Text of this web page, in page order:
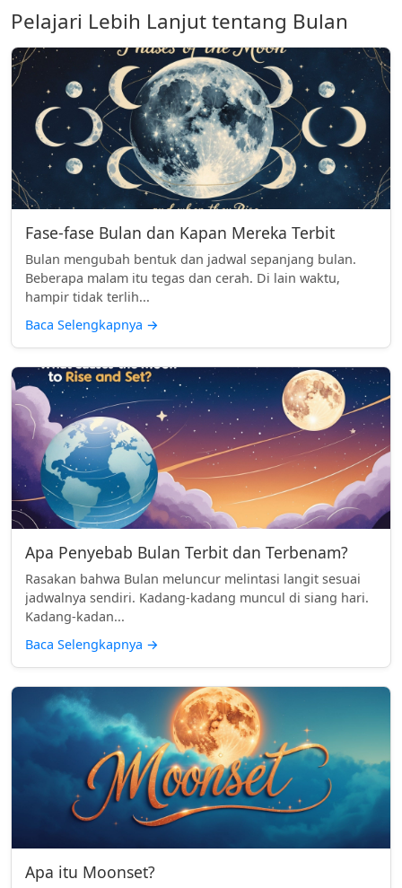
Pelajari Lebih Lanjut tentang Bulan
Fase-fase Bulan dan Kapan Mereka Terbit
Bulan mengubah bentuk dan jadwal sepanjang bulan.
Beberapa malam itu tegas dan cerah. Di lain waktu,
hampir tidak terlih...
Baca Selengkapnya →
Apa Penyebab Bulan Terbit dan Terbenam?
Rasakan bahwa Bulan meluncur melintasi langit sesuai
jadwalnya sendiri. Kadang-kadang muncul di siang hari.
Kadang-kadan...
Baca Selengkapnya →
Apa itu Moonset?